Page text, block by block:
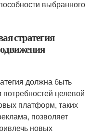
выбранного
стратегия
должна быть
целевой
платформ, таких
позволяет
новых